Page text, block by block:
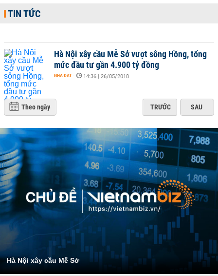
TIN TỨC
Hà Nội xây cầu Mễ Sở vượt sông Hồng, tổng
mức đầu tư gần 4.900 tỷ đồng
NHÀ ĐẤT - 14:36 | 26/05/2018
Theo ngày TRƯỚC SAU
Hà Nội xây cầu Mễ Sở